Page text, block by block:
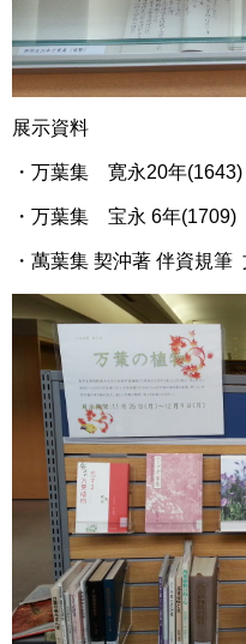
展示資料
・万葉集 寛永20年(1643)
・万葉集 宝永 6年(1709)
・萬葉集 契沖著 伴資規